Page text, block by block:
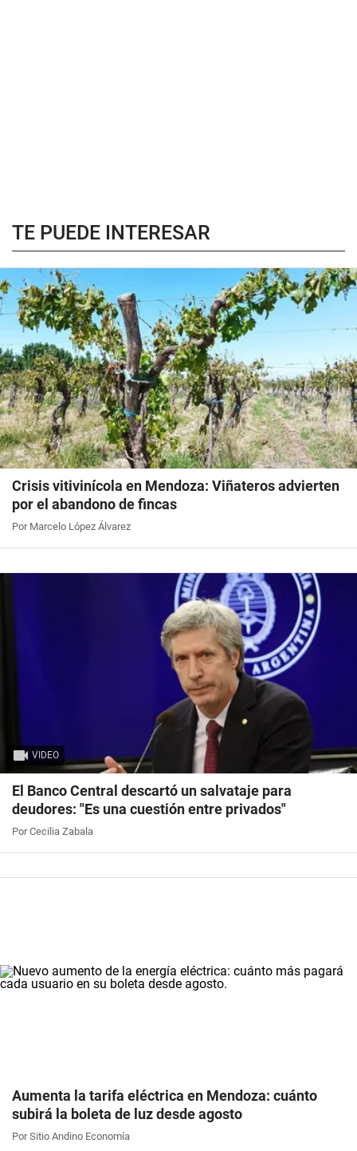
TE PUEDE INTERESAR
Crisis vitivinícola en Mendoza: Viñateros advierten
por el abandono de fincas
Por Marcelo López Álvarez
VIDEO
El Banco Central descartó un salvataje para
deudores: "Es una cuestión entre privados"
Por Cecilia Zabala
Aumenta la tarifa eléctrica en Mendoza: cuánto
subirá la boleta de luz desde agosto
Por Sitio Andino Economía